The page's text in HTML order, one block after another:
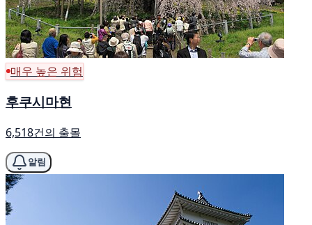
매우 높은 위험
후쿠시마현
6,518건의 출몰
알림